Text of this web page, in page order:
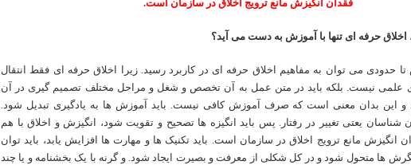
فقدان انگیزش مانع ترویج اخلاق در سازمان است.
حرفه ای تنها با آموزش به دست می آید؟
تا حدودی می توان به مفاهیم اخلاق حرفه ای در کاربرد رسید. زیرا اخلاق حرفه ای فقط انتقال
علمی نیست. بلکه باید در متن عمل به آن تخصص و شغل و مراحل مختلف تصمیم گیری در آن
این بدان معنی است که صرف آموزش کافی نیست. باید آموزش ها به یادگیری تبدیل شود.
شناسان یعتی تغییر در رفتار. پس باید انگیزه ها تصحیح و تقویت شود، انگیزش و اخلاق با هم
انگیزش مانع ترویج اخلاق در سازمان است. باید تکنیک ها و مهارت ها افزایش یابد، باید توان
نگرش ها متحول شود و در کل شکلی از معرفت و بصیرت ایجاد شود. و گرنه با یک بخشنامه و یا چند